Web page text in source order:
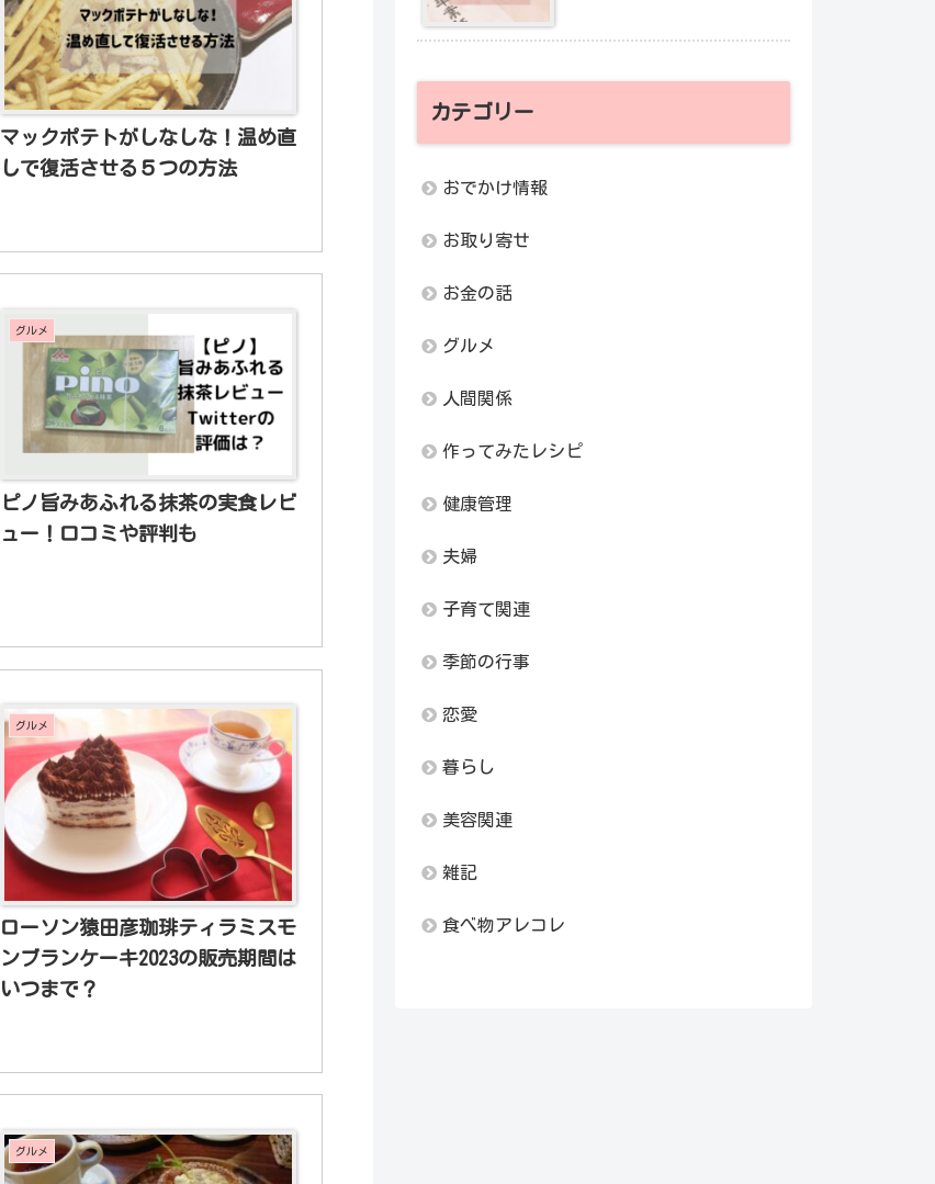
マックポテトがしなしな！温め直
しで復活させる５つの方法
グルメ
ピノ旨みあふれる抹茶の実食レビ
ュー！口コミや評判も
グルメ
ローソン猿田彦珈琲ティラミスモ
ンブランケーキ2023の販売期間は
いつまで？
グルメ
カテゴリー
おでかけ情報
お取り寄せ
お金の話
グルメ
人間関係
作ってみたレシピ
健康管理
夫婦
子育て関連
季節の行事
恋愛
暮らし
美容関連
雑記
食べ物アレコレ